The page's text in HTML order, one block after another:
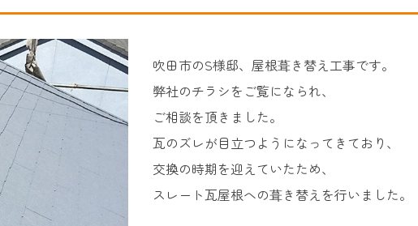
吹田市のS様邸、屋根葺き替え工事です。
弊社のチラシをご覧になられ、
ご相談を頂きました。
瓦のズレが目立つようになってきており、
交換の時期を迎えていたため、
スレート瓦屋根への葺き替えを行いました。